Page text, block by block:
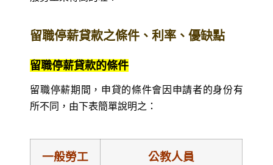
留職停薪貸款之條件、利率、優缺點
留職停薪貸款的條件
留職停薪期間，申貸的條件會因申請者的身份有
所不同，由下表簡單說明之：
一般勞工 公教人員